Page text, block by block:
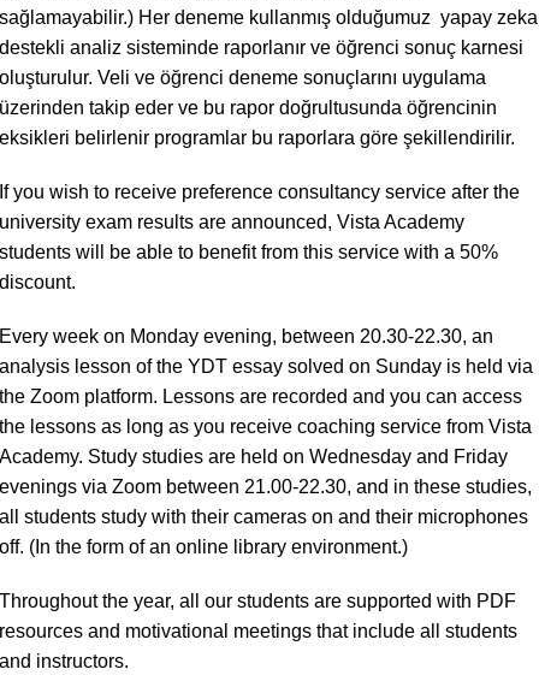
sağlamayabilir.) Her deneme kullanmış olduğumuz yapay zeka
destekli analiz sisteminde raporlanır ve öğrenci sonuç karnesi
oluşturulur. Veli ve öğrenci deneme sonuçlarını uygulama
üzerinden takip eder ve bu rapor doğrultusunda öğrencinin
eksikleri belirlenir programlar bu raporlara göre şekillendirilir.
If you wish to receive preference consultancy service after the
university exam results are announced, Vista Academy
students will be able to benefit from this service with a 50%
discount.
Every week on Monday evening, between 20.30-22.30, an
analysis lesson of the YDT essay solved on Sunday is held via
the Zoom platform. Lessons are recorded and you can access
the lessons as long as you receive coaching service from Vista
Academy. Study studies are held on Wednesday and Friday
evenings via Zoom between 21.00-22.30, and in these studies,
all students study with their cameras on and their microphones
off. (In the form of an online library environment.)
Throughout the year, all our students are supported with PDF
resources and motivational meetings that include all students
and instructors.